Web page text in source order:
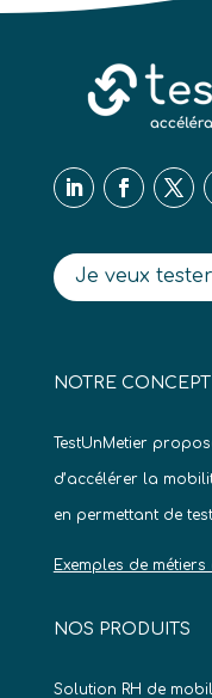
Je veux
NOTRE CONCEPT
TestUnMetier
d’accélérer la
en permettant de
Exemples de
NOS PRODUITS
Solution RH de